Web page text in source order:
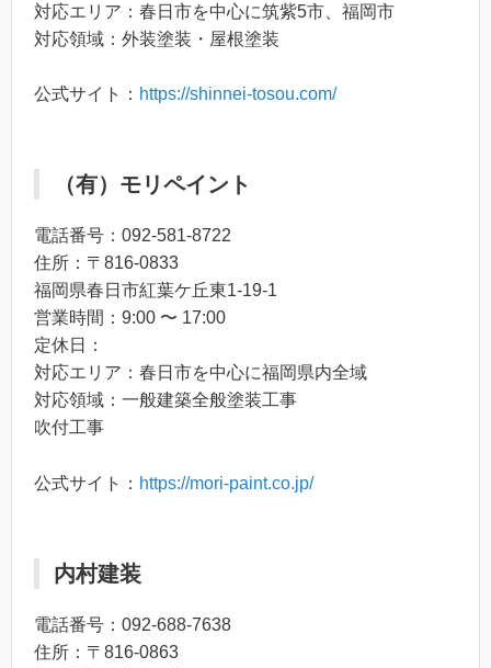
対応エリア：春日市を中心に筑紫5市、福岡市
対応領域：外装塗装・屋根塗装
公式サイト： https://shinnei-tosou.com/
（有）モリペイント
電話番号：092-581-8722
住所：〒816-0833
福岡県春日市紅葉ケ丘東1-19-1
営業時間：9:00 〜 17:00
定休日：
対応エリア：春日市を中心に福岡県内全域
対応領域：一般建築全般塗装工事
吹付工事
公式サイト： https://mori-paint.co.jp/
内村建装
電話番号：092-688-7638
住所：〒816-0863